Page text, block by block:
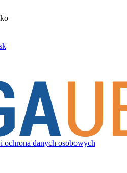
ochrona danych osobowych